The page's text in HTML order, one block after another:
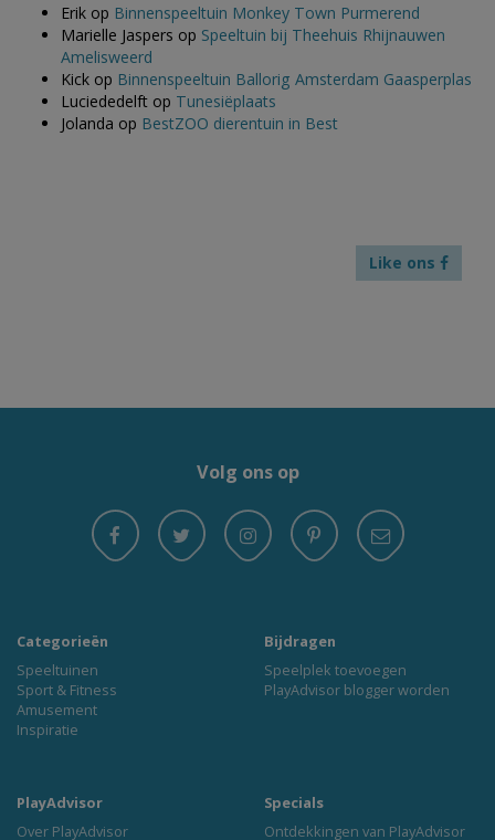
Erik op Binnenspeeltuin Monkey Town Purmerend
Marielle Jaspers op Speeltuin bij Theehuis Rhijnauwen
Amelisweerd
Kick op Binnenspeeltuin Ballorig Amsterdam Gaasperplas
Luciededelft op Tunesiëplaats
Jolanda op BestZOO dierentuin in Best
Like ons
Volg ons op
Categorieën
Speeltuinen
Sport & Fitness
Amusement
Inspiratie
Bijdragen
Speelplek toevoegen
PlayAdvisor blogger worden
PlayAdvisor
Over PlayAdvisor
Specials
Ontdekkingen van PlayAdvisor